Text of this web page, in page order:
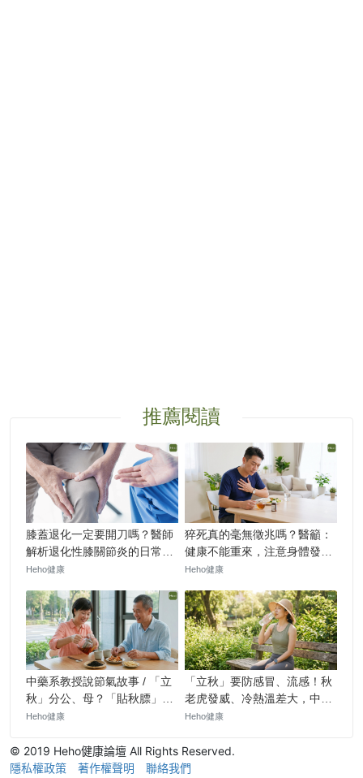
© 2019 Heho健康論壇 All Rights Reserved.
隱私權政策
著作權聲明 聯絡我們